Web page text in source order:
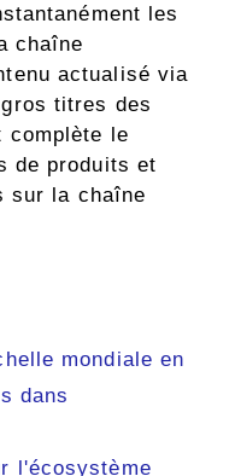
les
chaîne
actualisé via
titres des
complète le
de produits et
sur la chaîne
mondiale en
dans
l'écosystème